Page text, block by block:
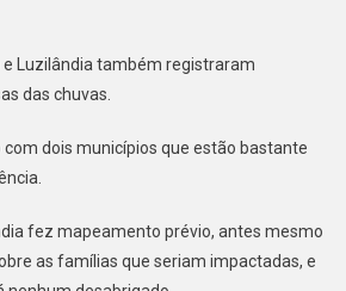
Luzilândia também registraram
das chuvas.
dois municípios que estão bastante
fez mapeamento prévio, antes mesmo
as famílias que seriam impactadas, e